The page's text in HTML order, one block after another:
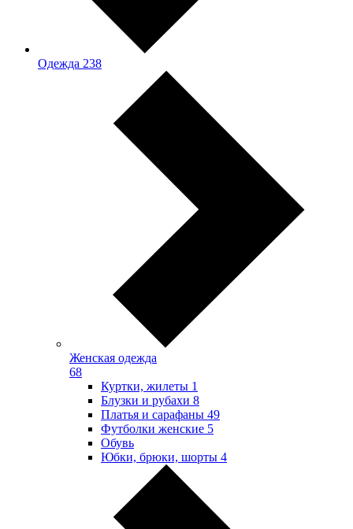
Одежда 238
Женская одежда
68
Куртки, жилеты 1
Блузки и рубахи 8
Платья и сарафаны 49
Футболки женские 5
Обувь
Юбки, брюки, шорты 4